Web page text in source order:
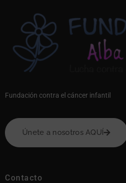
Fundación contra el cáncer infantil
Únete a nosotros AQUÍ
Contacto